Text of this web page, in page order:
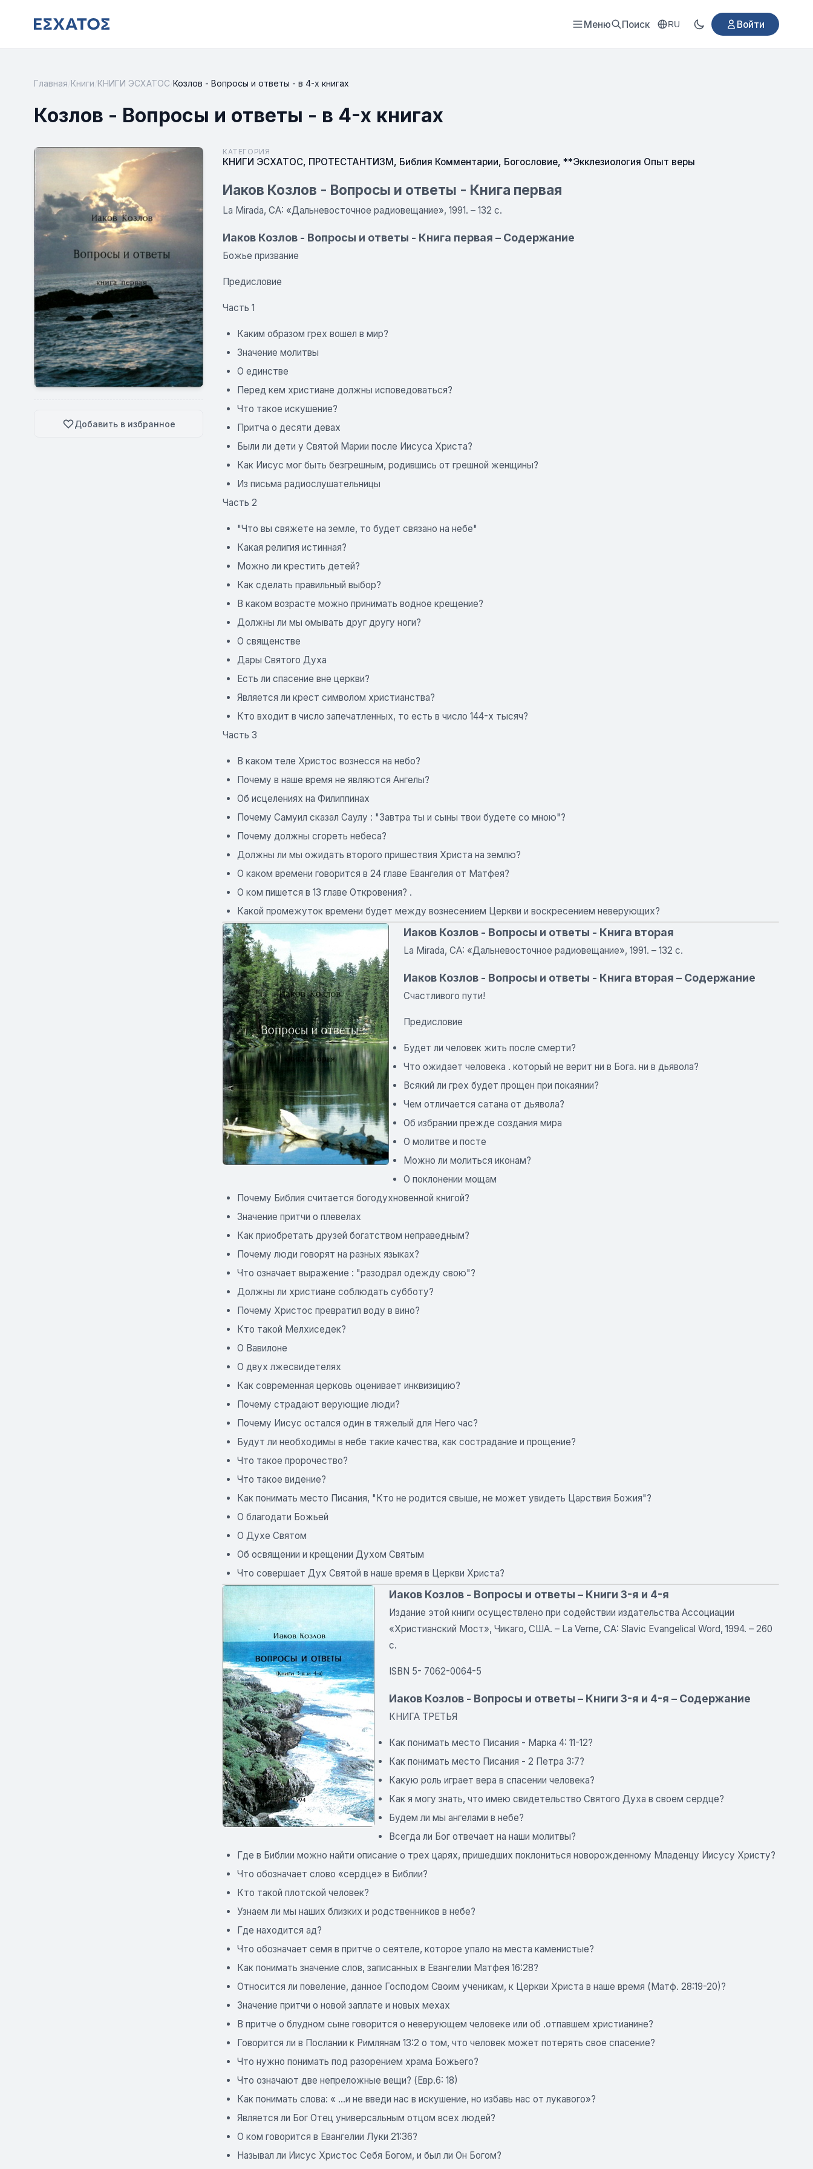
Меню Поиск RU Войти
Главная Книги КНИГИ ЭСХАТОС Козлов - Вопросы и ответы - в 4-х книгах
Козлов - Вопросы и ответы - в 4-х книгах
Добавить в избранное
КАТЕГОРИЯ
КНИГИ ЭСХАТОС, ПРОТЕСТАНТИЗМ, Библия Комментарии, Богословие, **Экклезиология Опыт веры
Иаков Козлов - Вопросы и ответы - Книга первая
La Mirada, CA: «Дальневосточное радиовещание», 1991. – 132 с.
Иаков Козлов - Вопросы и ответы - Книга первая – Содержание
Божье призвание
Предисловие
Часть 1
Каким образом грех вошел в мир?
Значение молитвы
О единстве
Перед кем христиане должны исповедоваться?
Что такое искушение?
Притча о десяти девах
Были ли дети у Святой Марии после Иисуса Христа?
Как Иисус мог быть безгрешным, родившись от грешной женщины?
Из письма радиослушательницы
Часть 2
"Что вы свяжете на земле, то будет связано на небе"
Какая религия истинная?
Можно ли крестить детей?
Как сделать правильный выбор?
В каком возрасте можно принимать водное крещение?
Должны ли мы омывать друг другу ноги?
О священстве
Дары Святого Духа
Есть ли спасение вне церкви?
Является ли крест символом христианства?
Кто входит в число запечатленных, то есть в число 144-х тысяч?
Часть 3
В каком теле Христос вознесся на небо?
Почему в наше время не являются Ангелы?
Об исцелениях на Филиппинах
Почему Самуил сказал Саулу : "Завтра ты и сыны твои будете со мною"?
Почему должны сгореть небеса?
Должны ли мы ожидать второго пришествия Христа на землю?
О каком времени говорится в 24 главе Евангелия от Матфея?
О ком пишется в 13 главе Откровения? .
Какой промежуток времени будет между вознесением Церкви и воскресением неверующих?
Иаков Козлов - Вопросы и ответы - Книга вторая
La Mirada, CA: «Дальневосточное радиовещание», 1991. – 132 с.
Иаков Козлов - Вопросы и ответы - Книга вторая – Содержание
Счастливого пути!
Предисловие
Будет ли человек жить после смерти?
Что ожидает человека . который не верит ни в Бога. ни в дьявола?
Всякий ли грех будет прощен при покаянии?
Чем отличается сатана от дьявола?
Об избрании прежде создания мира
О молитве и посте
Можно ли молиться иконам?
О поклонении мощам
Почему Библия считается богодухновенной книгой?
Значение притчи о плевелах
Как приобретать друзей богатством неправедным?
Почему люди говорят на разных языках?
Что означает выражение : "разодрал одежду свою"?
Должны ли христиане соблюдать субботу?
Почему Христос превратил воду в вино?
Кто такой Мелхиседек?
О Вавилоне
О двух лжесвидетелях
Как современная церковь оценивает инквизицию?
Почему страдают верующие люди?
Почему Иисус остался один в тяжелый для Него час?
Будут ли необходимы в небе такие качества, как сострадание и прощение?
Что такое пророчество?
Что такое видение?
Как понимать место Писания, "Кто не родится свыше, не может увидеть Царствия Божия"?
О благодати Божьей
О Духе Святом
Об освящении и крещении Духом Святым
Что совершает Дух Святой в наше время в Церкви Христа?
Иаков Козлов - Вопросы и ответы – Книги 3-я и 4-я
Издание этой книги осуществлено при содействии издательства Ассоциации
«Христианский Мост», Чикаго, США. – La Verne, CA: Slavic Evangelical Word, 1994. – 260
с.
ISBN 5- 7062-0064-5
Иаков Козлов - Вопросы и ответы – Книги 3-я и 4-я – Содержание
КНИГА ТРЕТЬЯ
Как понимать место Писания - Марка 4: 11-12?
Как понимать место Писания - 2 Петра 3:7?
Какую роль играет вера в спасении человека?
Как я могу знать, что имею свидетельство Святого Духа в своем сердце?
Будем ли мы ангелами в небе?
Всегда ли Бог отвечает на наши молитвы?
Где в Библии можно найти описание о трех царях, пришедших поклониться новорожденному Младенцу Иисусу Христу?
Что обозначает слово «сердце» в Библии?
Кто такой плотской человек?
Узнаем ли мы наших близких и родственников в небе?
Где находится ад?
Что обозначает семя в притче о сеятеле, которое упало на места каменистые?
Как понимать значение слов, записанных в Евангелии Матфея 16:28?
Относится ли повеление, данное Господом Своим ученикам, к Церкви Христа в наше время (Матф. 28:19-20)?
Значение притчи о новой заплате и новых мехах
В притче о блудном сыне говорится о неверующем человеке или об .отпавшем христианине?
Говорится ли в Послании к Римлянам 13:2 о том, что человек может потерять свое спасение?
Что нужно понимать под разорением храма Божьего?
Что означают две непреложные вещи? (Евр.6: 18)
Как понимать слова: « ...и не введи нас в искушение, но избавь нас от лукавого»?
Является ли Бог Отец универсальным отцом всех людей?
О ком говорится в Евангелии Луки 21:36?
Называл ли Иисус Христос Себя Богом, и был ли Он Богом?